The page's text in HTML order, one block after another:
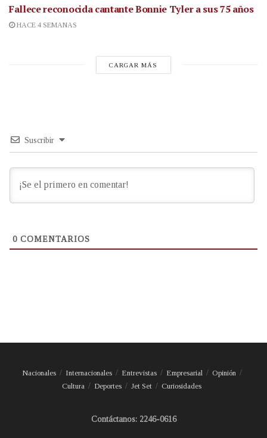
Fallece reconocida cantanteBonnie Tyler a sus 75 años
HACE 4 SEMANAS
CARGAR MÁS
Suscribir
0 COMENTARIOS
Nacionales Internacionales Entrevistas Empresarial
Opinión
Cultura
Deportes Jet Set Curiosidades
Contáctanos: 2246-0616